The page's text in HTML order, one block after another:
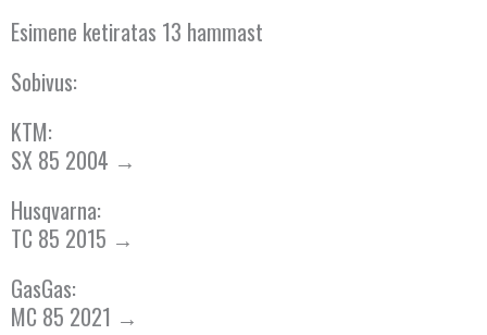
Esimene ketiratas 13 hammast
Sobivus:
KTM:
SX 85 2004 →
Husqvarna:
TC 85 2015 →
GasGas:
MC 85 2021 →